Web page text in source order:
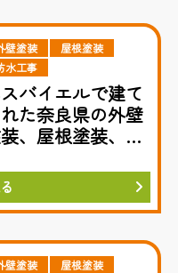
壁塗装
屋根塗装
水工事
バイエルで建て
れた奈良県の外壁
、屋根塗装、防
壁塗装
屋根塗装